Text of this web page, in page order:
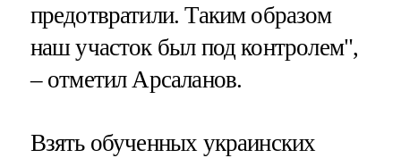
предотвратили. Таким образом
наш участок был под контролем",
– отметил Арсаланов.
Взять обученных украинских